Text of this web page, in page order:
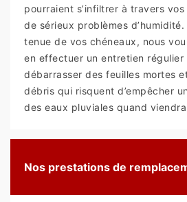
pourraient s’infiltrer à travers
de sérieux problèmes
tenue de vos chéneaux, nous
en effectuer un entretien régulier
débarrasser des feuilles mortes
débris qui risquent d’empêcher
des eaux pluviales quand
Nos prestations de